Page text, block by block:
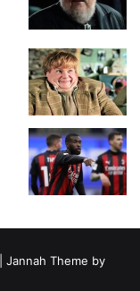
Jannah Theme by